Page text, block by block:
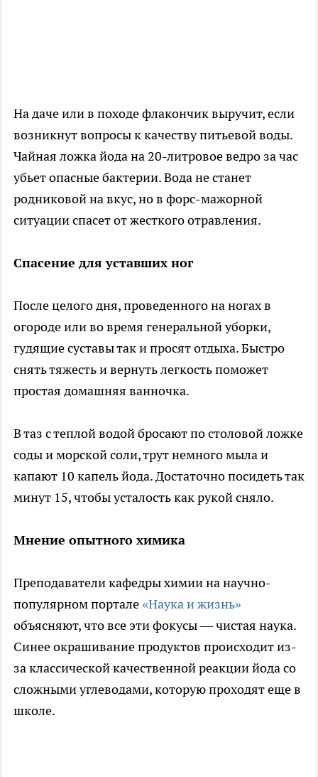
На даче или в походе флакончик выручит, если
возникнут вопросы к качеству питьевой воды.
Чайная ложка йода на 20-литровое ведро за час
убьет опасные бактерии. Вода не станет
родниковой на вкус, но в форс-мажорной
ситуации спасет от жесткого отравления.
Спасение для уставших ног
После целого дня, проведенного на ногах в
огороде или во время генеральной уборки,
гудящие суставы так и просят отдыха. Быстро
снять тяжесть и вернуть легкость поможет
простая домашняя ванночка.
В таз с теплой водой бросают по столовой ложке
соды и морской соли, трут немного мыла и
капают 10 капель йода. Достаточно посидеть так
минут 15, чтобы усталость как рукой сняло.
Мнение опытного химика
Преподаватели кафедры химии на научно-
популярном портале «Наука и жизнь»
объясняют, что все эти фокусы — чистая наука.
Синее окрашивание продуктов происходит из-
за классической качественной реакции йода со
сложными углеводами, которую проходят еще в
школе.